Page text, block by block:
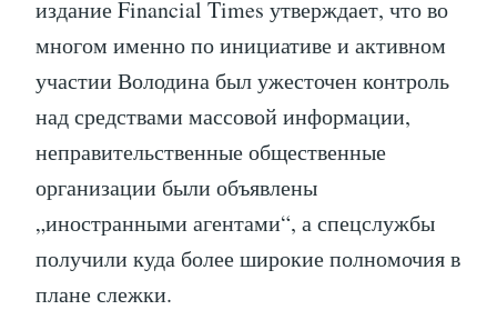
издание Financial Times утверждает, что во
многом именно по инициативе и активном
участии Володина был ужесточен контроль
над средствами массовой информации,
неправительственные общественные
организации были объявлены
„иностранными агентами“, а спецслужбы
получили куда более широкие полномочия в
плане слежки.